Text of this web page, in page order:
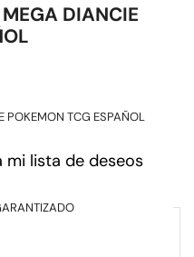
DIANCIE
POKEMON TCG ESPAÑOL
mi lista de deseos